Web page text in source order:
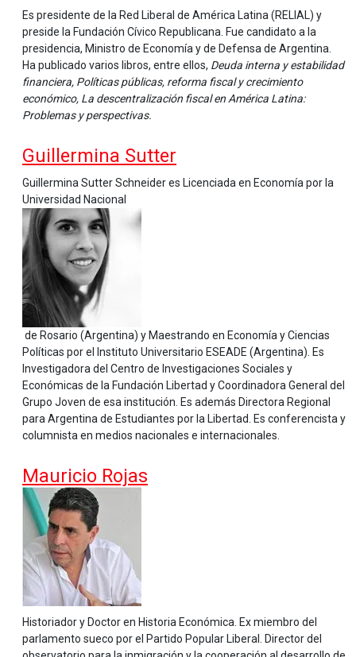
Es presidente de la Red Liberal de América Latina (RELIAL) y
preside la Fundación Cívico Republicana. Fue candidato a la
presidencia, Ministro de Economía y de Defensa de Argentina.
Ha publicado varios libros, entre ellos, Deuda interna y estabilidad
financiera, Políticas públicas, reforma fiscal y crecimiento
económico, La descentralización fiscal en América Latina:
Problemas y perspectivas.
Guillermina Sutter
Guillermina Sutter Schneider es Licenciada en Economía por la
Universidad Nacional
de Rosario (Argentina) y Maestrando en Economía y Ciencias
Políticas por el Instituto Universitario ESEADE (Argentina). Es
Investigadora del Centro de Investigaciones Sociales y
Económicas de la Fundación Libertad y Coordinadora General del
Grupo Joven de esa institución. Es además Directora Regional
para Argentina de Estudiantes por la Libertad. Es conferencista y
columnista en medios nacionales e internacionales.
Mauricio Rojas
Historiador y Doctor en Historia Económica. Ex miembro del
parlamento sueco por el Partido Popular Liberal. Director del